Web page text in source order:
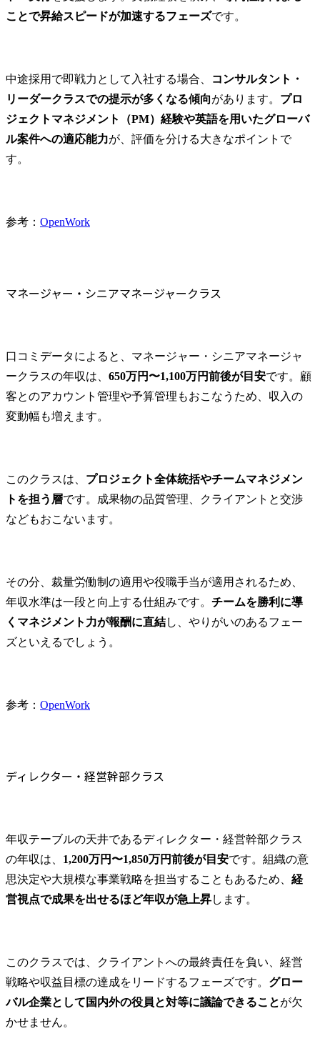
ことで昇給スピードが加速するフェーズです。
中途採用で即戦力として入社する場合、
コンサルタント・
リーダークラスでの提示が多くなる傾向があります。 プロ
ジェクトマネジメント（PM）経験や英語を用いたグローバ
ル案件への適応能力が、評価を分ける大きなポイントで
す。
参考： OpenWork
マネージャー・シニアマネージャークラス
口コミデータによると、マネージャー・シニアマネージャ
ークラスの年収は、 650万円〜1,100万円前後が目安です。顧
客とのアカウント管理や予算管理もおこなうため、収入の
変動幅も増えます。
このクラスは、 プロジェクト全体統括やチームマネジメン
トを担う層です。成果物の品質管理、クライアントと交渉
などもおこないます。
その分、裁量労働制の適用や役職手当が適用されるため、
年収水準は一段と向上する仕組みです。 チームを勝利に導
くマネジメント力が報酬に直結し、やりがいのあるフェー
ズといえるでしょう。
参考： OpenWork
ディレクター・経営幹部クラス
年収テーブルの天井であるディレクター・経営幹部クラス
の年収は、 1,200万円〜1,850万円前後が目安です。組織の意
思決定や大規模な事業戦略を担当することもあるため、 経
営視点で成果を出せるほど年収が急上昇します。
このクラスでは、クライアントへの最終責任を負い、経営
戦略や収益目標の達成をリードするフェーズです。 グロー
バル企業として国内外の役員と対等に議論できることが欠
かせません。